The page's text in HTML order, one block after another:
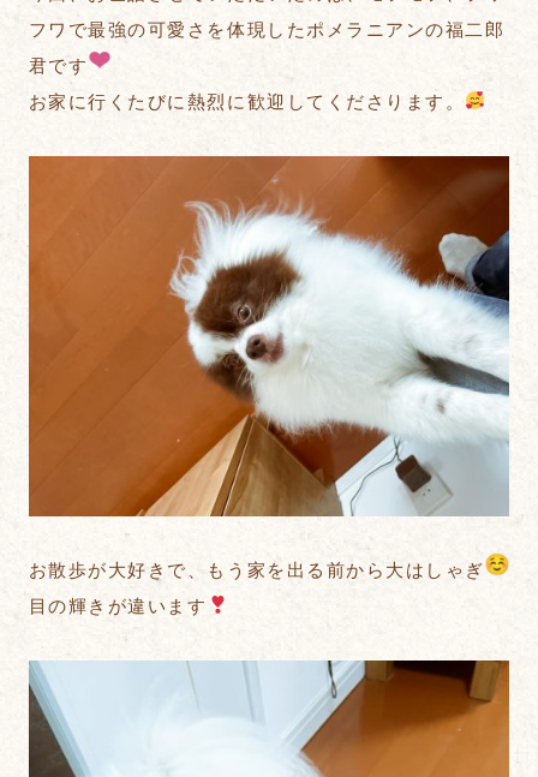
フワで最強の可愛さを体現したポメラニアンの福二郎
君です
お家に行くたびに熱烈に歓迎してくださります。
お散歩が大好きで、もう家を出る前から大はしゃぎ
目の輝きが違います